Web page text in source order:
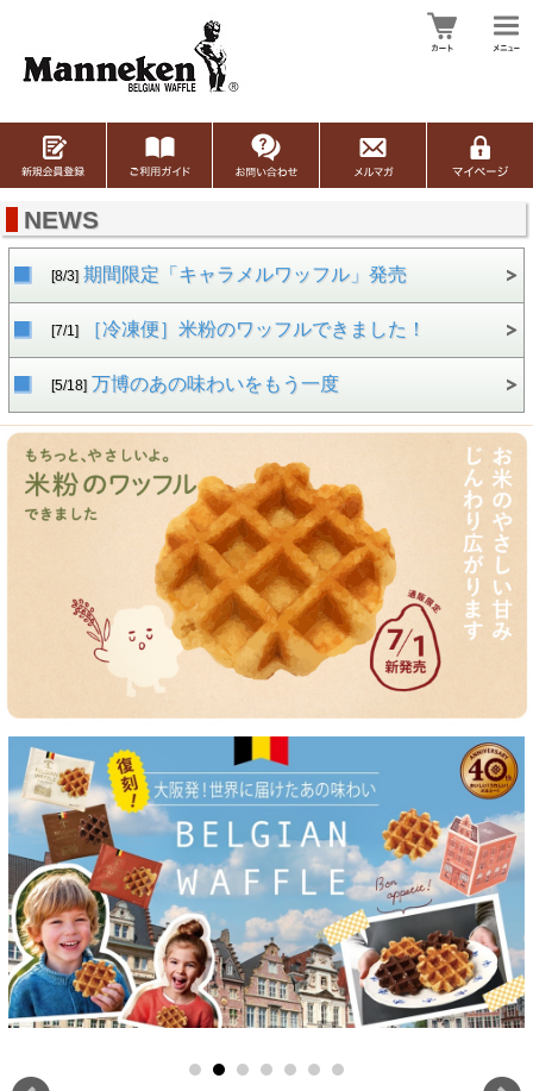
NEWS
[8/3]期間限定「キャラメルワッフル」発売
[7/1]［冷凍便］米粉のワッフルできました！
[5/18]万博のあの味わいをもう一度